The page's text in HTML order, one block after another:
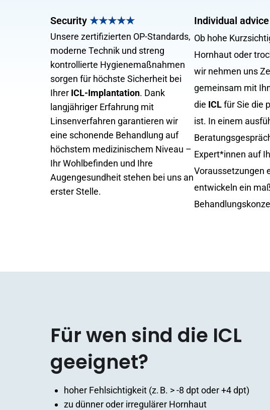
Security ★★★★★
Unsere zertifizierten OP-Standards,
moderne Technik und streng
kontrollierte Hygienemaßnahmen
sorgen für höchste Sicherheit bei
Ihrer ICL-Implantation. Dank
langjähriger Erfahrung mit
Linsenverfahren garantieren wir
eine schonende Behandlung auf
höchstem medizinischem Niveau –
Ihr Wohlbefinden und Ihre
Augengesundheit stehen bei uns an
erster Stelle.
Individual advice
Ob hohe
Hornhaut oder
wir nehmen uns
gemeinsam mit
die ICLfür Sie die
ist. In einem
Expert*innen auf
Voraussetzungen
entwickeln ein
Für wen sind die ICL
geeignet?
hoher Fehlsichtigkeit (z. B. > -8 dpt oder +4 dpt)
zu dünner oder irregulärer Hornhaut